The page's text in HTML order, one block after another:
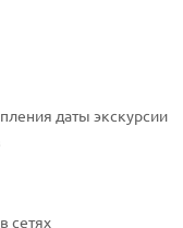
даты экскурсии
сетях